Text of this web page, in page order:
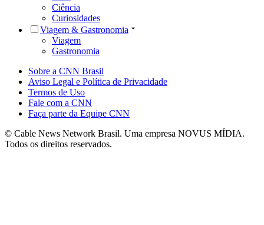
Ciência
Curiosidades
Viagem & Gastronomia
Viagem
Gastronomia
Sobre a CNN Brasil
Aviso Legal e Política de Privacidade
Termos de Uso
Fale com a CNN
Faça parte da Equipe CNN
© Cable News Network Brasil. Uma empresa NOVUS MÍDIA.
Todos os direitos reservados.